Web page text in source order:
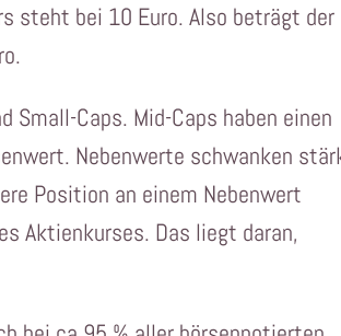
steht bei 10 Euro. Also beträgt der
Small-Caps. Mid-Caps haben einen
Nebenwerte schwanken
Position an einem Nebenwert
Aktienkurses. Das liegt daran,